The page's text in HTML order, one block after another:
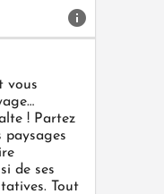
info
vous
! Partez
paysages
de ses
Tout